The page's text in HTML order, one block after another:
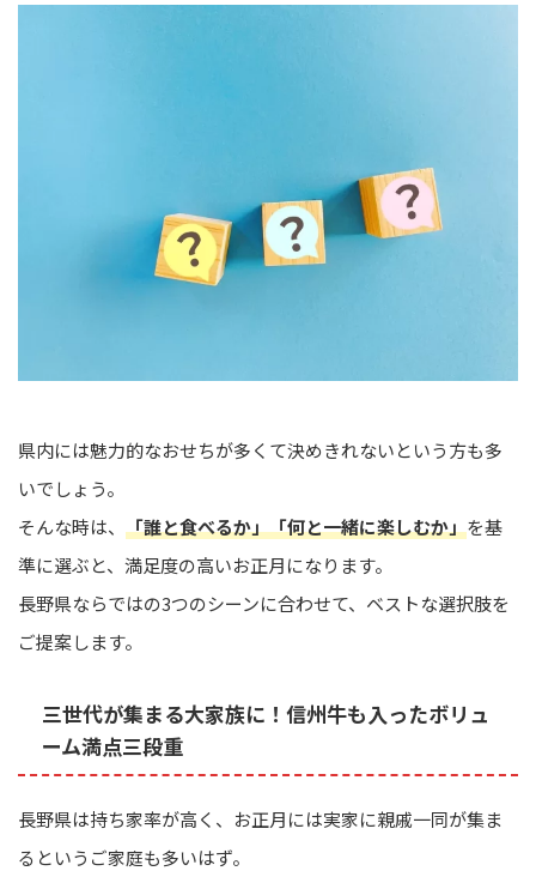
県内には魅力的なおせちが多くて決めきれないという方も多
いでしょう。
そんな時は、 「誰と食べるか」「何と一緒に楽しむか」を基
準に選ぶと、満足度の高いお正月になります。
長野県ならではの3つのシーンに合わせて、ベストな選択肢を
ご提案します。
三世代が集まる大家族に！信州牛も入ったボリュ
ーム満点三段重
長野県は持ち家率が高く、お正月には実家に親戚一同が集ま
るというご家庭も多いはず。